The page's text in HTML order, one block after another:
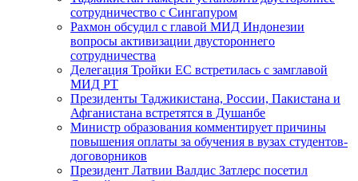
сотрудничество с Сингапуром
Рахмон обсудил с главой МИД Индонезии
вопросы активизации двустороннего
сотрудничества
Делегация Тройки ЕС встретилась с замглавой
МИД РТ
Президенты Таджикистана, России, Пакистана и
Афганистана встретятся в Душанбе
Министр образования комментирует причины
повышения оплаты за обучения в вузах студентов-
договорников
Президент Латвии Валдис Затлерс посетил